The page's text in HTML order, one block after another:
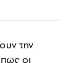
την
οι